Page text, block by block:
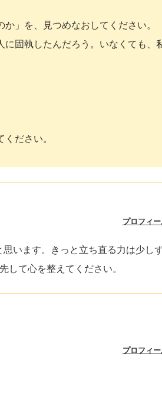
」を、見つめなおしてください。
に固執したんだろう。いなくても、
ださい。
プロフィ
います。きっと立ち直る力は少し
して心を整えてください。
プロフィ